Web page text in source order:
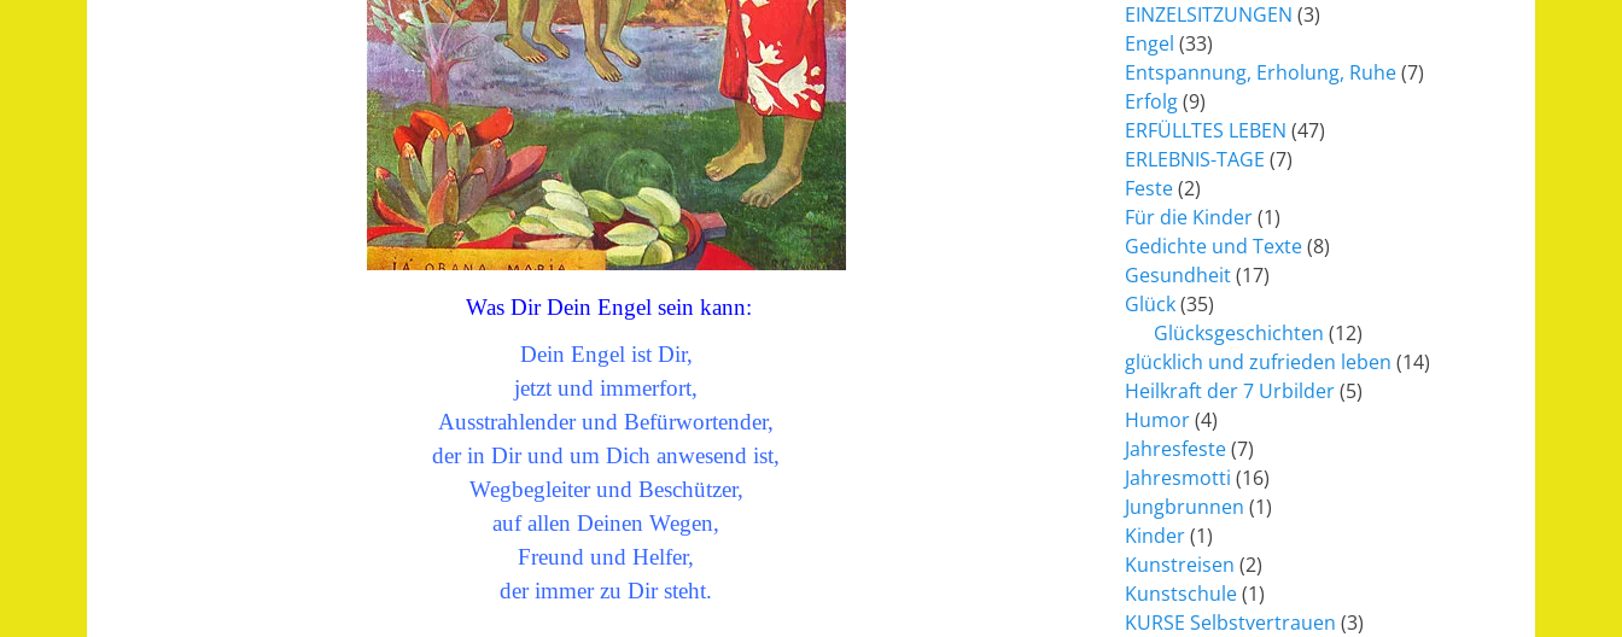
Was Dir Dein Engel sein kann:
Dein Engel ist Dir,
jetzt und immerfort,
Ausstrahlender und Befürwortender,
der in Dir und um Dich anwesend ist,
Wegbegleiter und Beschützer,
auf allen Deinen Wegen,
Freund und Helfer,
der immer zu Dir steht.
EINZELSITZUNGEN (3)
Engel (33)
Entspannung, Erholung, Ruhe(7)
Erfolg(9)
ERFÜLLTES LEBEN (47)
ERLEBNIS-TAGE (7)
Feste(2)
Für die Kinder(1)
Gedichte und Texte(8)
Gesundheit(17)
Glück(35)
Glücksgeschichten (12)
glücklich und zufrieden leben (14)
Heilkraft der 7 Urbilder(5)
Humor(4)
Jahresfeste(7)
Jahresmotti (16)
Jungbrunnen (1)
Kinder(1)
Kunstreisen (2)
Kunstschule(1)
KURSE Selbstvertrauen (3)